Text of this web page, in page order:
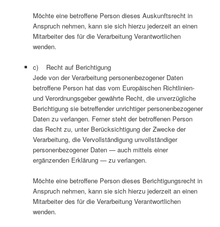
Möchte eine betroffene Person dieses Auskunftsrecht in
Anspruch nehmen, kann sie sich hierzu jederzeit an einen
Mitarbeiter des für die Verarbeitung Verantwortlichen
wenden.
c) Recht auf Berichtigung
Jede von der Verarbeitung personenbezogener Daten
betroffene Person hat das vom Europäischen Richtlinien-
und Verordnungsgeber gewährte Recht, die unverzügliche
Berichtigung sie betreffender unrichtiger personenbezogener
Daten zu verlangen. Ferner steht der betroffenen Person
das Recht zu, unter Berücksichtigung der Zwecke der
Verarbeitung, die Vervollständigung unvollständiger
personenbezogener Daten — auch mittels einer
ergänzenden Erklärung — zu verlangen.
Möchte eine betroffene Person dieses Berichtigungsrecht in
Anspruch nehmen, kann sie sich hierzu jederzeit an einen
Mitarbeiter des für die Verarbeitung Verantwortlichen
wenden.